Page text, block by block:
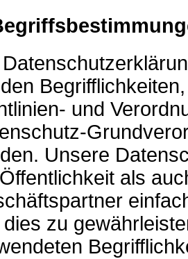
und
Unsere
als
dies zu